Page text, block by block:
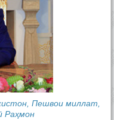
Пешвои миллат,
Раҳмон